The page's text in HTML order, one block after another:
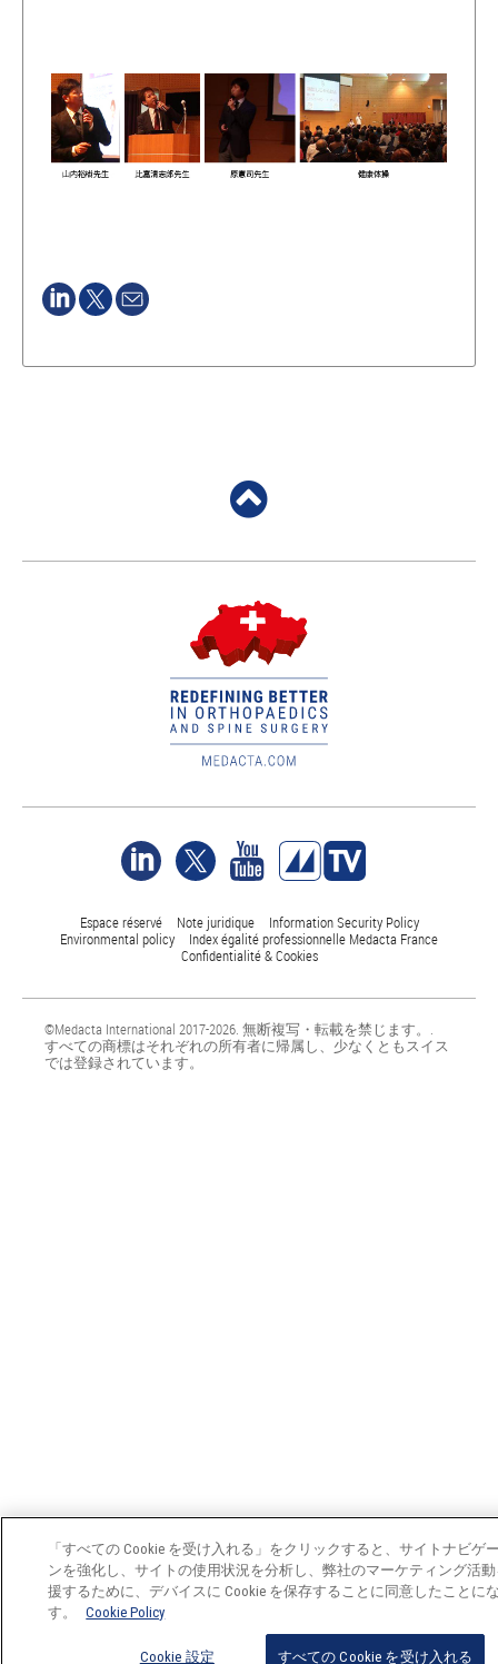
Espace réservé Note juridique
Information Security Policy
Environmental policy
Index égalité professionnelle Medacta France
Confidentialité & Cookies
©Medacta International 2017-2026. 無断複写・転載を禁じます。.
すべての商標はそれぞれの所有者に帰属し、少なくともスイス
では登録されています。
「すべての Cookie を受け入れる」をクリックすると、サイトナビゲ
ンを強化し、サイトの使用状況を分析し、弊社のマーケティング活
援するために、デバイスに Cookie を保存することに同意したことに
す。
Cookie Policy
Cookie 設定 すべての Cookie を受け入れる